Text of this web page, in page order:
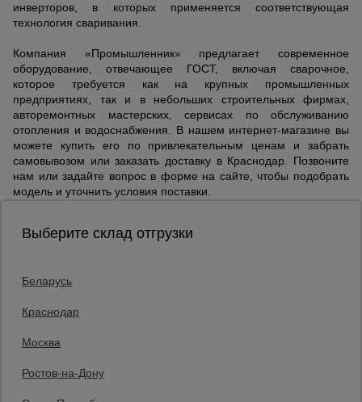
инверторов, в которых применяется соответствующая
технология сваривания.
Компания «Промышленник» предлагает современное
оборудование, отвечающее ГОСТ, включая сварочное,
которое требуется как на крупных промышленных
предприятиях, так и в небольших строительных фирмах,
авторемонтных мастерских, сервисах по обслуживанию
отопления и водоснабжения. В нашем интернет-магазине вы
можете купить его по привлекательным ценам и забрать
самовывозом или заказать доставку в Краснодар. Позвоните
нам или задайте вопрос в форме на сайте, чтобы подобрать
модель и уточнить условия поставки.
Выберите склад отгрузки
Беларусь
Краснодар
Москва
Ростов-на-Дону
О компании
Франшиза
Контакты